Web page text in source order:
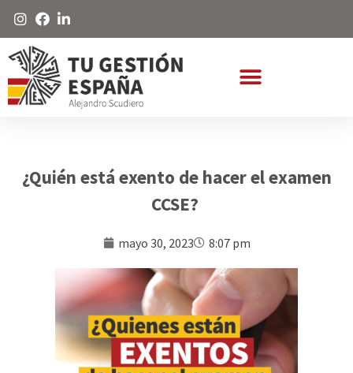
¿Quién está exento de hacer el examen
CCSE?
mayo 30, 2023 8:07 pm